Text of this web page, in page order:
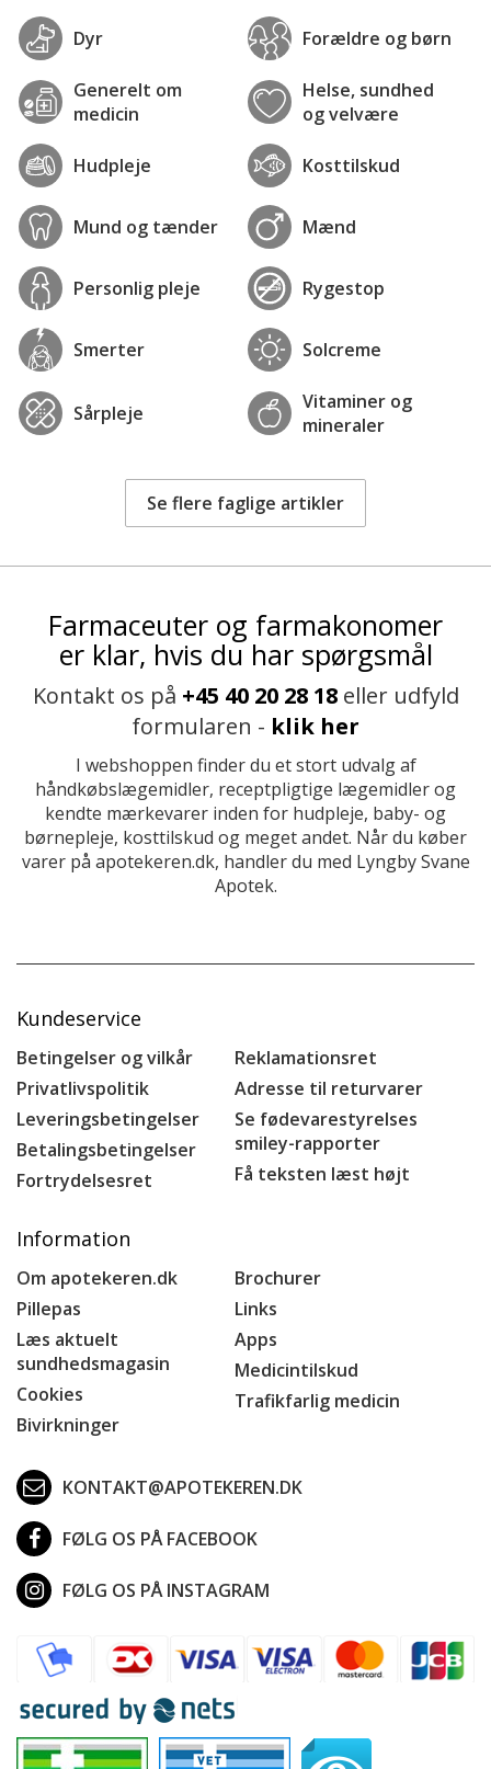
Dyr Forældre og børn
Generelt om
medicin
Helse, sundhed
og velvære
Hudpleje Kosttilskud
Mund og tænder Mænd
Personlig pleje Rygestop
Smerter Solcreme
Sårpleje
Vitaminer og
mineraler
Se flere faglige artikler
Farmaceuter og farmakonomer
er klar, hvis du har spørgsmål
Kontakt os på +45 40 20 28 18eller udfyld
formularen - klik her
I webshoppen finder du et stort udvalg af
håndkøbslægemidler, receptpligtige lægemidler og
kendte mærkevarer inden for hudpleje, baby- og
børnepleje, kosttilskud og meget andet. Når du køber
varer på apotekeren.dk, handler du med Lyngby Svane
Apotek.
Kundeservice
Betingelser og vilkår
Privatlivspolitik
Leveringsbetingelser
Betalingsbetingelser
Fortrydelsesret
Reklamationsret
Adresse til returvarer
Se fødevarestyrelses
smiley-rapporter
Få teksten læst højt
Information
Om apotekeren.dk
Pillepas
Læs aktuelt
sundhedsmagasin
Cookies
Bivirkninger
Brochurer
Links
Apps
Medicintilskud
Trafikfarlig medicin
KONTAKT@APOTEKEREN.DK
FØLG OS PÅ FACEBOOK
FØLG OS PÅ INSTAGRAM